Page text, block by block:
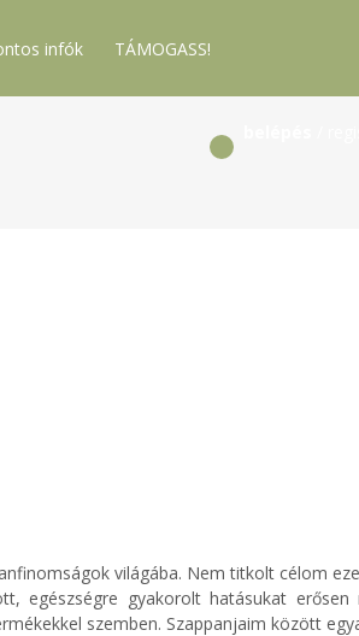
infók TÁMOGASS!
világába. Nem titkolt célom
egészségre gyakorolt hatásukat erősen
szemben. Szappanjaim között